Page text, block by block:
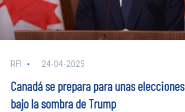
RFI 24-04-2025
Canadá se prepara para unas elecciones
bajo la sombra de Trump